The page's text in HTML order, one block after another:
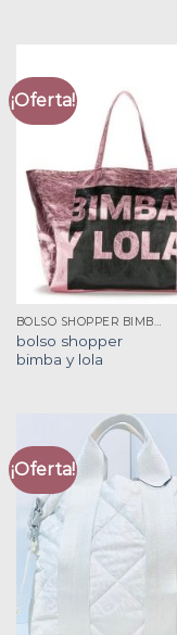
¡Oferta!
BOLSO SHOPPER BIMBA Y LOLA
bolso shopper
bimba y lola
¡Oferta!